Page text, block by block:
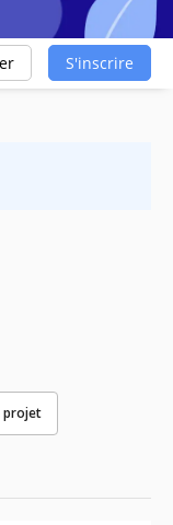
S'inscrire
projet